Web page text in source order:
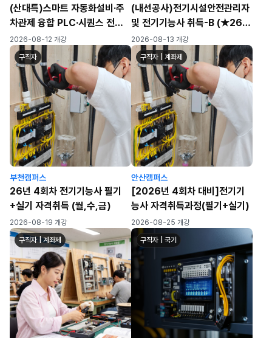
(산대특)스마트 자동화설비·주
차관제 융합 PLC·시퀀스 전기
자동제어 실무자 양성과정(육
성/일반)
2026-08-12 개강
(내선공사)전기시설안전관리자
및 전기기능사 취득-B (★26년
4회차 필기/실기 대비)
2026-08-13 개강
구직자
부천캠퍼스
26년 4회차 전기기능사 필기
+실기 자격취득 (월,수,금)
2026-08-19 개강
구직자 | 계좌제
안산캠퍼스
[2026년 4회차 대비]전기기
능사 자격취득과정(필기+실기)
2026-08-25 개강
구직자 | 계좌제 구직자 | 국기